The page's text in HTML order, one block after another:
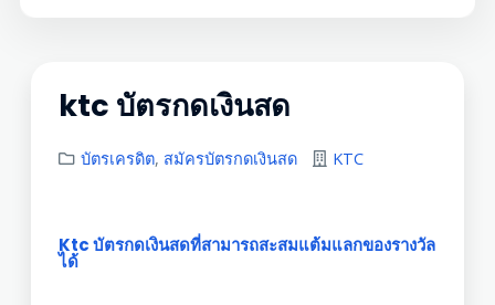
ktc บัตรกดเงินสด
บัตรเครดิต, สมัครบัตรกดเงินสด KTC
Ktc บัตรกดเงินสดที่สามารถสะสมแต้มแลกของรางวัล
ได้